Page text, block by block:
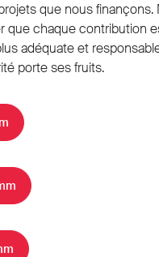
que nous finançons.
que chaque contribution
adéquate et
porte ses fruits.